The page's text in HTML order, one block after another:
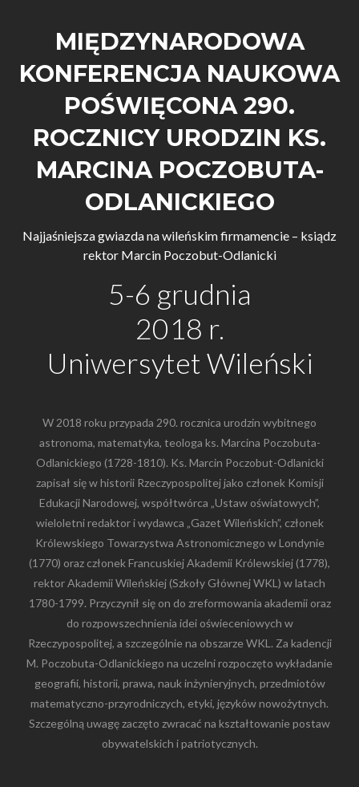
MIĘDZYNARODOWA
KONFERENCJA NAUKOWA
POŚWIĘCONA 290.
ROCZNICY URODZIN KS.
MARCINA POCZOBUTA-
ODLANICKIEGO
Najjaśniejsza gwiazda na wileńskim firmamencie – ksiądz
rektor Marcin Poczobut-Odlanicki
5-6 grudnia
2018 r.
Uniwersytet Wileński
W 2018 roku przypada 290. rocznica urodzin wybitnego
astronoma, matematyka, teologa ks. Marcina Poczobuta-
Odlanickiego (1728-1810). Ks. Marcin Poczobut-Odlanicki
zapisał się w historii Rzeczypospolitej jako członek Komisji
Edukacji Narodowej, współtwórca „Ustaw oświatowych”,
wieloletni redaktor i wydawca „Gazet Wileńskich”, członek
Królewskiego Towarzystwa Astronomicznego w Londynie
(1770) oraz członek Francuskiej Akademii Królewskiej (1778),
rektor Akademii Wileńskiej (Szkoły Głównej WKL) w latach
1780-1799. Przyczynił się on do zreformowania akademii oraz
do rozpowszechnienia idei oświeceniowych w
Rzeczypospolitej, a szczególnie na obszarze WKL. Za kadencji
M. Poczobuta-Odlanickiego na uczelni rozpoczęto wykładanie
geografii, historii, prawa, nauk inżynieryjnych, przedmiotów
matematyczno-przyrodniczych, etyki, języków nowożytnych.
Szczególną uwagę zaczęto zwracać na kształtowanie postaw
obywatelskich i patriotycznych.